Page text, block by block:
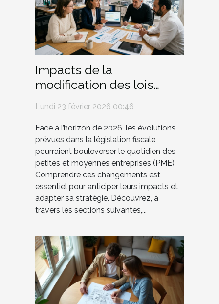
Impacts de la
modification des lois
2026
Lundi 23 février 2026 00:46
Face à l’horizon de 2026, les évolutions
prévues dans la législation fiscale
pourraient bouleverser le quotidien des
petites et moyennes entreprises (PME).
Comprendre ces changements est
essentiel pour anticiper leurs impacts et
adapter sa stratégie. Découvrez, à
travers les sections suivantes,...